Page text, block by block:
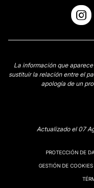
La información que
sustituir la relación entre el
apología de un
Actualizado el 07
PROTECCIÓN DE
GESTIÓN DE COOKIES